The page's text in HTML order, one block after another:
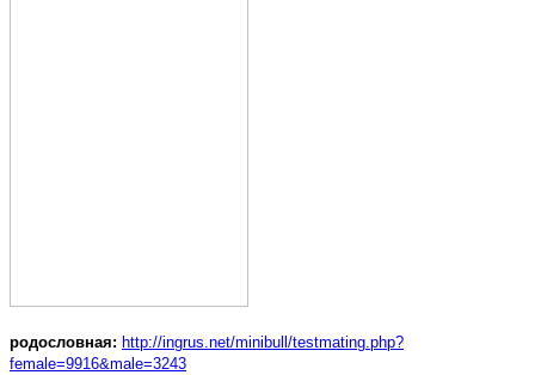
родословная: http://ingrus.net/minibull/testmating.php?
female=9916&male=3243